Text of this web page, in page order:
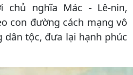
chủ nghĩa Mác - Lê-nin,
con đường cách mạng vô
dân tộc, đưa lại hạnh phúc